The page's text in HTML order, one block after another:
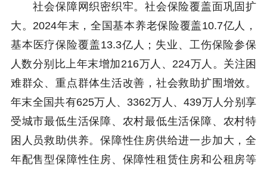
社会保障网织密织牢。社会保险覆盖面巩固扩
大。2024年末，全国基本养老保险覆盖10.7亿人，
基本医疗保险覆盖13.3亿人；失业、工伤保险参保
人数分别比上年末增加216万人、224万人。关注困
难群众、重点群体生活改善，社会救助扩围增效。
年末全国共有625万人、3362万人、439万人分别享
受城市最低生活保障、农村最低生活保障、农村特
困人员救助供养。保障性住房供给进一步加大，全
年配售型保障性住房、保障性租赁住房和公租房等